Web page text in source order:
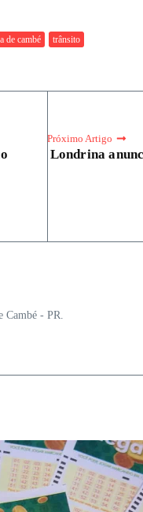
de cambé trânsito
Próximo Artigo
Londrina
Cambé - PR.